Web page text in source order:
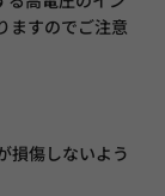
ますのでご注意
損傷しないよう